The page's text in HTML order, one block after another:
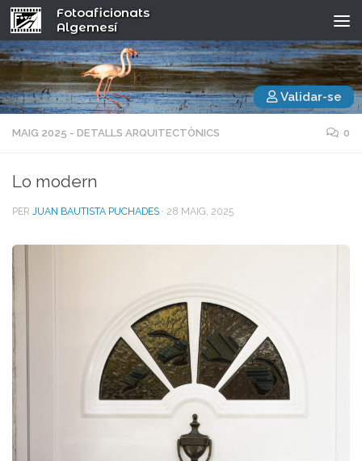
Fotoaficionats
Algemesí
Validar-se
MAIG 2025 - DETALLS ARQUITECTÒNICS 0
Lo modern
PER JUAN BAUTISTA PUCHADES · 28 MAIG, 2025